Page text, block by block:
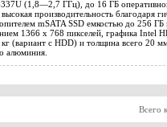
(1,8—2,7 ГГц), до 16 ГБ
производительность благодаря
mSATA SSD емкостью до 256
1366 x 768 пикселей, графика Intel
(вариант с HDD) и толщина всего 20
алюминия.
Всего